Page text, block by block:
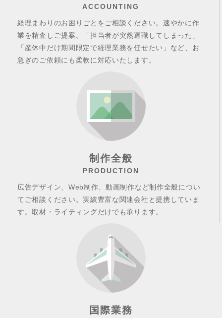
ACCOUNTING
経理まわりのお困りごとをご相談ください。速やかに作
業を精査しご提案。「担当者が突然退職してしまった」
「産休中だけ期間限定で経理業務を任せたい」など、お
急ぎのご依頼にも柔軟に対応いたします。
制作全般
PRODUCTION
広告デザイン、Web制作、動画制作など制作全般につい
てご相談ください。実績豊富な関連会社と提携していま
す。取材・ライティングだけでも承ります。
国際業務